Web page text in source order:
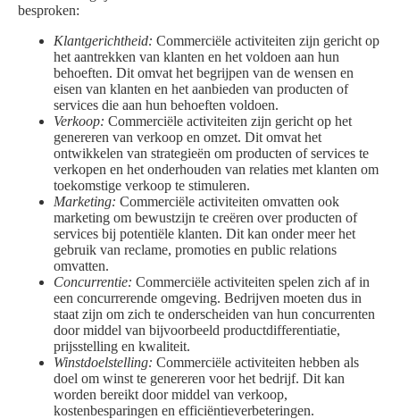
besproken:
Klantgerichtheid: Commerciële activiteiten zijn gericht op
het aantrekken van klanten en het voldoen aan hun
behoeften. Dit omvat het begrijpen van de wensen en
eisen van klanten en het aanbieden van producten of
services die aan hun behoeften voldoen.
Verkoop: Commerciële activiteiten zijn gericht op het
genereren van verkoop en omzet. Dit omvat het
ontwikkelen van strategieën om producten of services te
verkopen en het onderhouden van relaties met klanten om
toekomstige verkoop te stimuleren.
Marketing: Commerciële activiteiten omvatten ook
marketing om bewustzijn te creëren over producten of
services bij potentiële klanten. Dit kan onder meer het
gebruik van reclame, promoties en public relations
omvatten.
Concurrentie: Commerciële activiteiten spelen zich af in
een concurrerende omgeving. Bedrijven moeten dus in
staat zijn om zich te onderscheiden van hun concurrenten
door middel van bijvoorbeeld productdifferentiatie,
prijsstelling en kwaliteit.
Winstdoelstelling: Commerciële activiteiten hebben als
doel om winst te genereren voor het bedrijf. Dit kan
worden bereikt door middel van verkoop,
kostenbesparingen en efficiëntieverbeteringen.